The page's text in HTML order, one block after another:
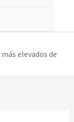
elevados de